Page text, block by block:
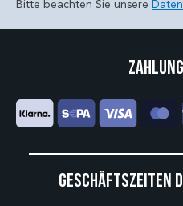
Bitte beachten Sie unsere
Geschäftszeiten